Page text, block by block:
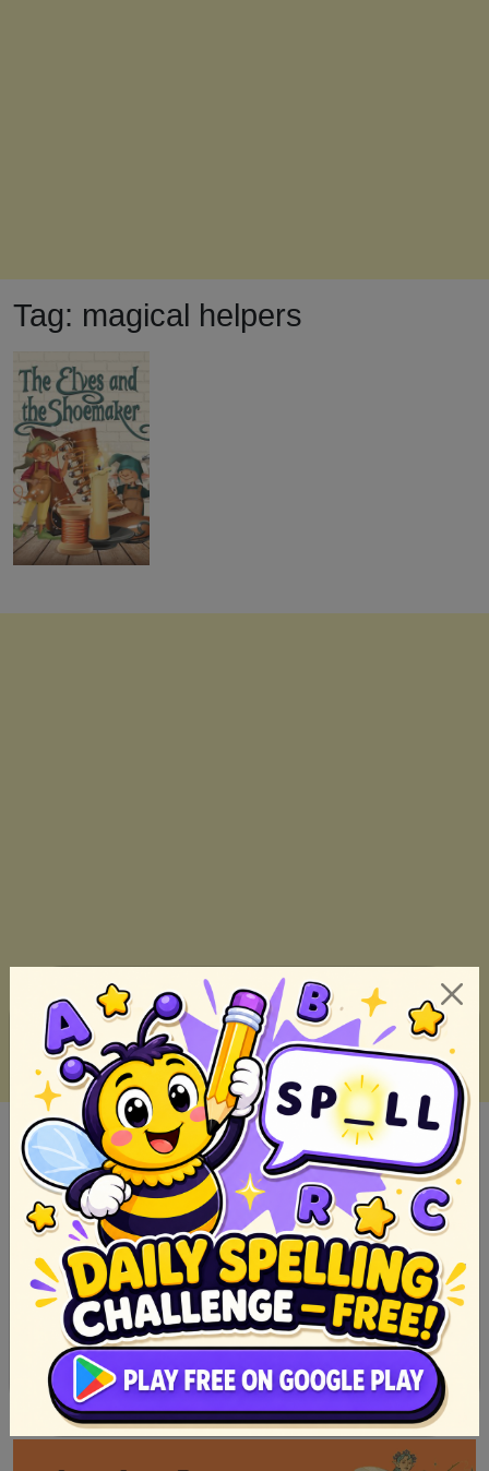
Tag: magical helpers
Ano ang Pabula? Kahulugan, Halimbawa, at Aral para sa
Lahat